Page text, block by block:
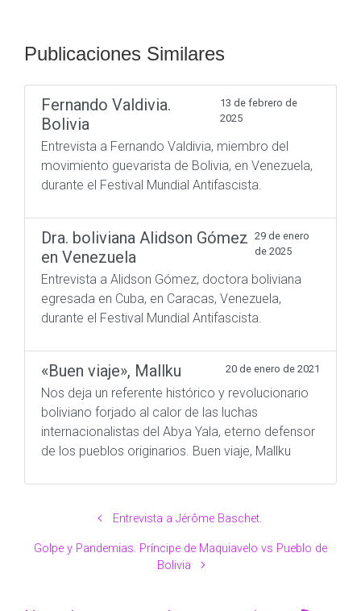
Publicaciones Similares
Fernando Valdivia.
Bolivia
13 de febrero de
2025
Entrevista a Fernando Valdivia, miembro del
movimiento guevarista de Bolivia, en Venezuela,
durante el Festival Mundial Antifascista.
Dra. boliviana Alidson Gómez
en Venezuela
29 de enero
de 2025
Entrevista a Alidson Gómez, doctora boliviana
egresada en Cuba, en Caracas, Venezuela,
durante el Festival Mundial Antifascista.
«Buen viaje», Mallku 20 de enero de 2021
Nos deja un referente histórico y revolucionario
boliviano forjado al calor de las luchas
internacionalistas del Abya Yala, eterno defensor
de los pueblos originarios. Buen viaje, Mallku
Entrevista a Jérôme Baschet.
Golpe y Pandemias. Príncipe de Maquiavelo vs Pueblo de
Bolivia